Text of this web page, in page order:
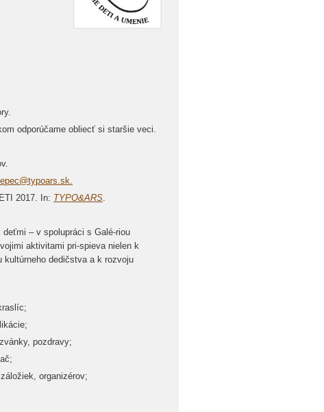
odporúčame obliecť si staršie veci.
2017. In: TYPO&ARS.
– v spolupráci s Galé-riou
aktivitami pri-spieva nielen k
dedičstva a k rozvoju
pozdravy;
organizérov;